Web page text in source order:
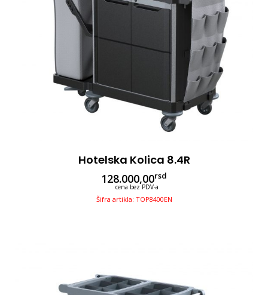
Hotelska Kolica 8.4R
128.000,00rsd
cena bez PDV-a
Šifra artikla: TOP8400EN